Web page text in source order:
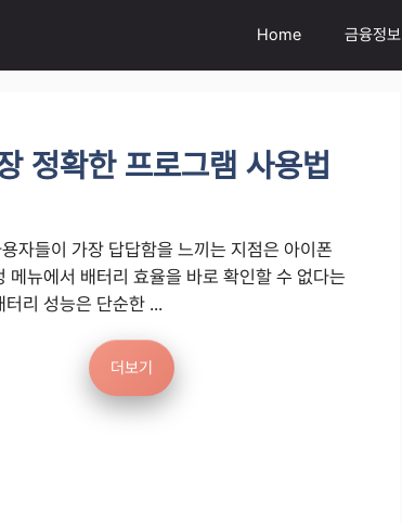
Home 금융정보
정확한 프로그램 사용법
자들이 가장 답답함을 느끼는 지점은 아이폰
메뉴에서 배터리 효율을 바로 확인할 수 없다는
터리 성능은 단순한 ...
더보기